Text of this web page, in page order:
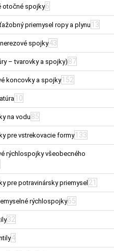
otočné spojky6
priemysel ropy a plynu 13
spojky43
– tvarovky a spojky) 87
koncovky a spojky 152
10
na vodu 85
pre vstrekovacie formy 133
rýchlospojky všeobecného
pre potravinársky priemysel 21
rýchlospojky65
32
4